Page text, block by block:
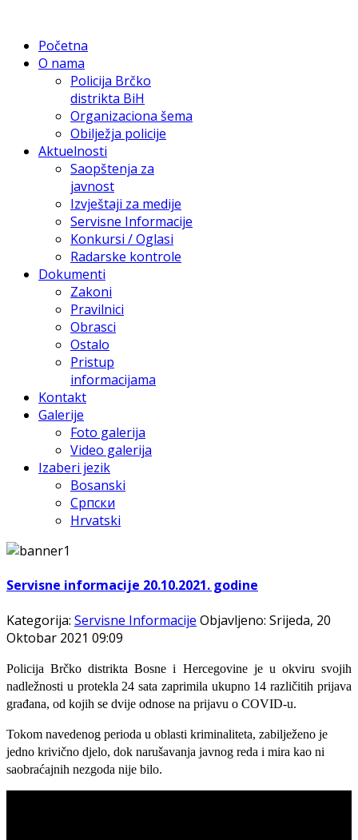
Početna
O nama
Policija Brčko
distrikta BiH
Organizaciona šema
Obilježja policije
Aktuelnosti
Saopštenja za
javnost
Izvještaji za medije
Servisne Informacije
Konkursi / Oglasi
Radarske kontrole
Dokumenti
Zakoni
Pravilnici
Obrasci
Ostalo
Pristup
informacijama
Kontakt
Galerije
Foto galerija
Video galerija
Izaberi jezik
Bosanski
Српски
Hrvatski
Servisne informacije 20.10.2021. godine
Kategorija: Servisne Informacije Objavljeno: Srijeda, 20
Oktobar 2021 09:09
Policija Brčko distrikta Bosne i Hercegovine je u okviru svojih
nadležnosti u protekla 24 sata zaprimila ukupno 14 različitih prijava
građana, od kojih se dvije odnose na prijavu o COVID-u.
Tokom navedenog perioda u oblasti kriminaliteta, zabilježeno je
jedno krivično djelo, dok narušavanja javnog reda i mira kao ni
saobraćajnih nezgoda nije bilo.